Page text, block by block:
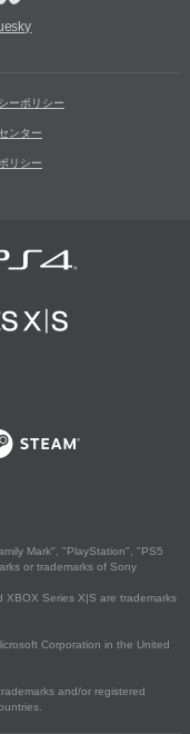
ーポリシー
ンター
リシー
Mark", "PlayStation", "PS5
or trademarks of Sony
XBOX Series X|S are trademarks
Corporation in the United
and/or registered